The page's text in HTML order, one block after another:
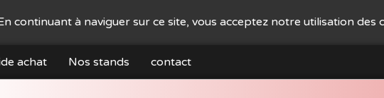
continuant à naviguer sur ce site, vous acceptez notre utilisation des
achat Nos stands contact